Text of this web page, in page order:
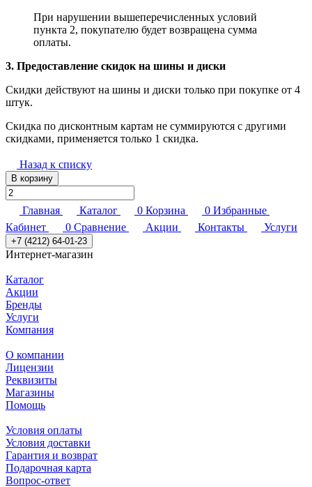
При нарушении вышеперечисленных условий
пункта 2, покупателю будет возвращена сумма
оплаты.
3. Предоставление скидок на шины и диски
Скидки действуют на шины и диски только при покупке от 4
штук.
Скидка по дисконтным картам не суммируются с другими
скидками, применяется только 1 скидка.
Назад к списку
В корзину
Главная Каталог 0 Корзина 0 Избранные
Кабинет
0 Сравнение Акции Контакты Услуги
+7 (4212) 64-01-23
Интернет-магазин
Каталог
Акции
Бренды
Услуги
Компания
О компании
Лицензии
Реквизиты
Магазины
Помощь
Условия оплаты
Условия доставки
Гарантия и возврат
Подарочная карта
Вопрос-ответ